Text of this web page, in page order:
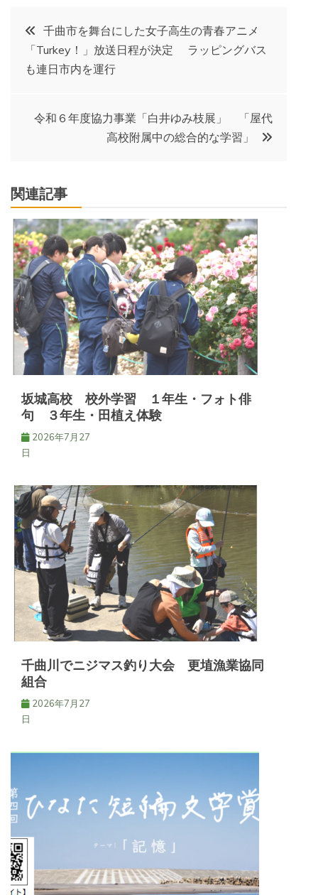
投
稿
ー
シ
ョ
ン
千曲市を舞台にした女子高生の青春アニメ
「Turkey！」放送日程が決定 ラッピングバス
も連日市内を運行
令和６年度協力事業「白井ゆみ枝展」 「屋代
高校附属中の総合的な学習」
関連記事
坂城高校 校外学習 １年生・フォト俳
句 ３年生・田植え体験
2026年7月27
日
千曲川でニジマス釣り大会 更埴漁業協同
組合
2026年7月27
日